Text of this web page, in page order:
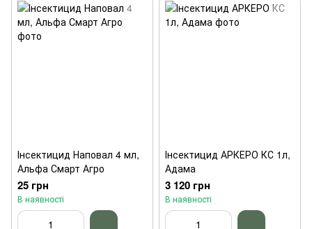
Інсектицид Наповал 4 мл,
Альфа Смарт Агро
25 грн
В наявності
Інсектицид АРКЕРО КС 1л,
Адама
3 120 грн
В наявності